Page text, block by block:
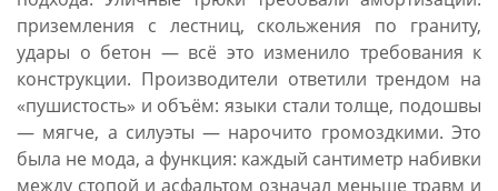
приземления с лестниц, скольжения по граниту,
удары о бетон — всё это изменило требования к
конструкции. Производители ответили трендом на
«пушистость» и объём: языки стали толще, подошвы
— мягче, а силуэты — нарочито громоздкими. Это
была не мода, а функция: каждый сантиметр набивки
между стопой и асфальтом означал меньше травм и